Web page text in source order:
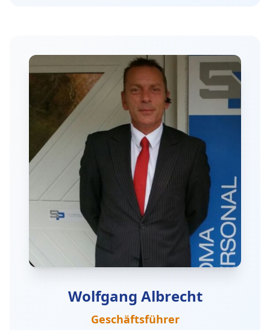
Wolfgang Albrecht
Geschäftsführer